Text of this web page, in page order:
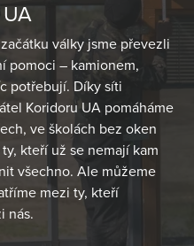
války jsme převezli
pomoci – kamionem,
potřebují. Díky síti
Koridoru UA pomáháme
ve školách bez oken
kteří už se nemají kam
všechno. Ale můžeme
mezi ty, kteří
nás.